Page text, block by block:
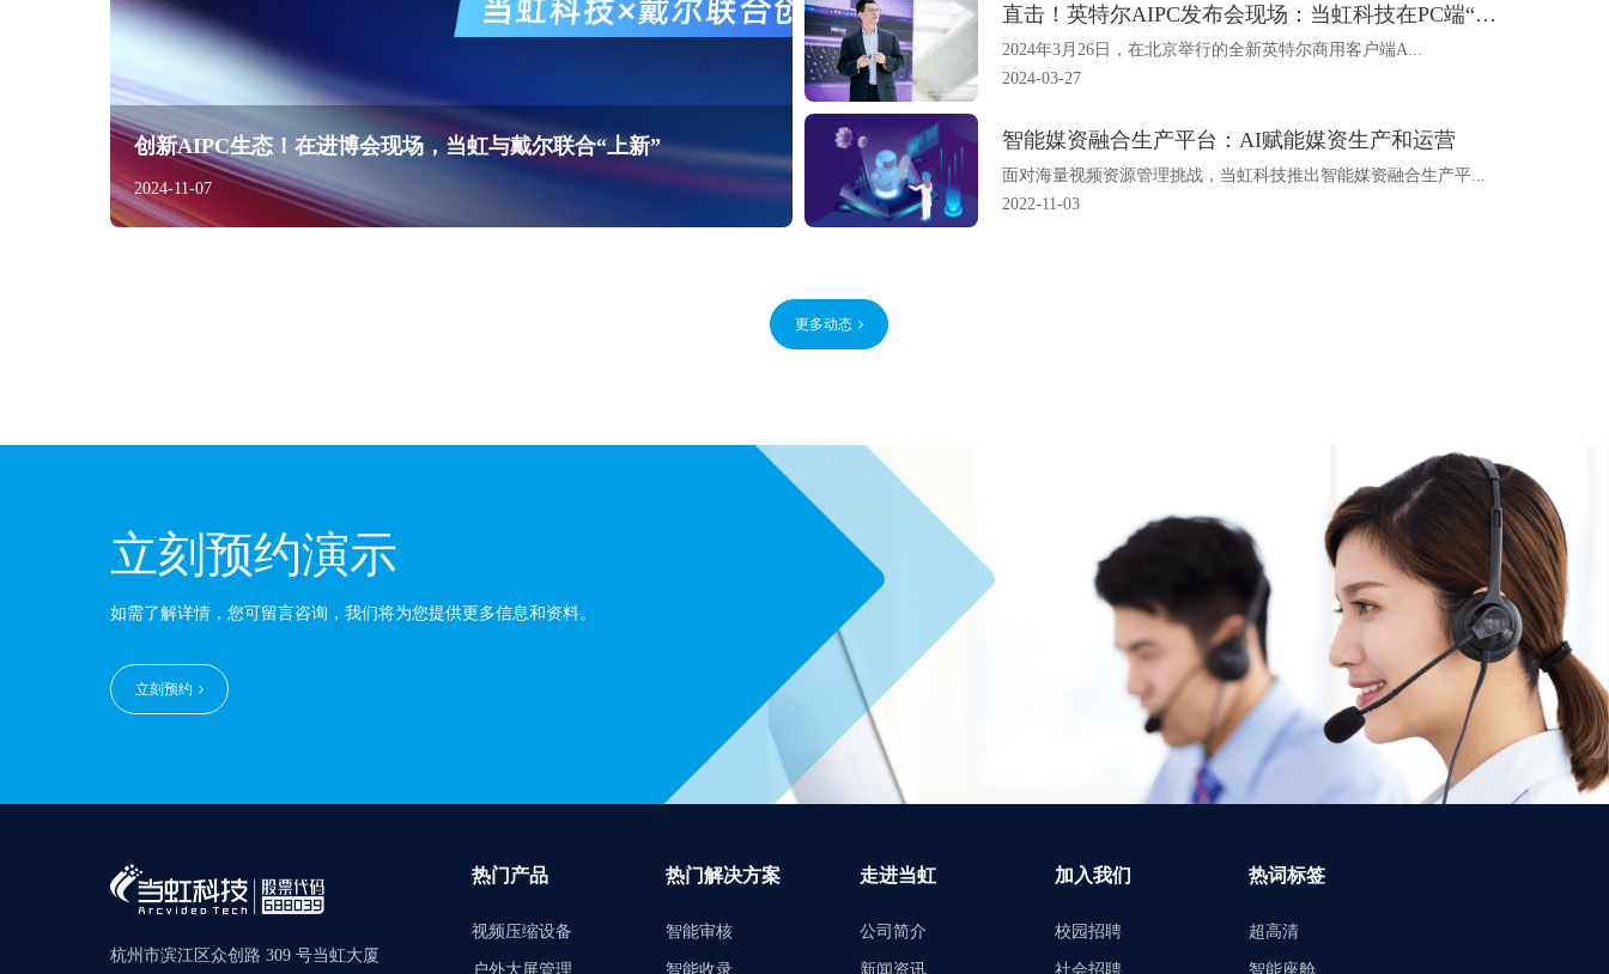
创新AIPC生态！在进博会现场，当虹与戴尔联合“上新”
2024-11-07
直击！英特尔AIPC发布会现场：当虹科技在PC端“跑”A
2024年3月26日，在北京举行的全新英特尔商用客户端A...
2024-03-27
智能媒资融合生产平台：AI赋能媒资生产和运营
面对海量视频资源管理挑战，当虹科技推出智能媒资融合生产平...
2022-11-03
更多动态
立刻预约演示
如需了解详情，您可留言咨询，我们将为您提供更多信息和资料。
立刻预约
杭州市滨江区众创路 309 号当虹大厦
热门产品
视频压缩设备
户外大屏管理
热门解决方案
智能审核
智能收录
走进当虹
公司简介
新闻资讯
加入我们
校园招聘
社会招聘
热词标签
超高清
智能座舱